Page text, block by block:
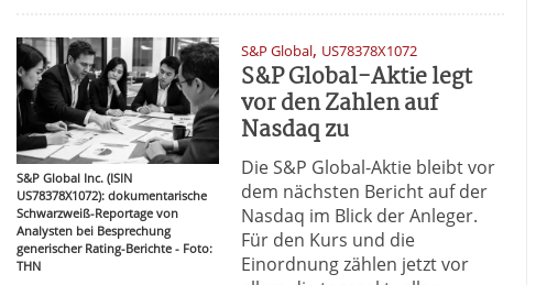
S&P Global Inc. (ISIN
US78378X1072): dokumentarische
Schwarzweiß-Reportage von
Analysten bei Besprechung
generischer Rating-Berichte - Foto:
THN
S&P Global, US78378X1072
S&P Global-Aktie legt
vor den Zahlen auf
Nasdaq zu
Die S&P Global-Aktie bleibt vor
dem nächsten Bericht auf der
Nasdaq im Blick der Anleger.
Für den Kurs und die
Einordnung zählen jetzt vor